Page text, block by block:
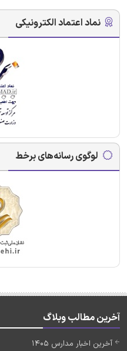
نماد اعتماد الکترونیکی
لوگوی رسانه‌های برخط
آخرین مطالب وبلاگ
آخرین اخبار مدارس 1405